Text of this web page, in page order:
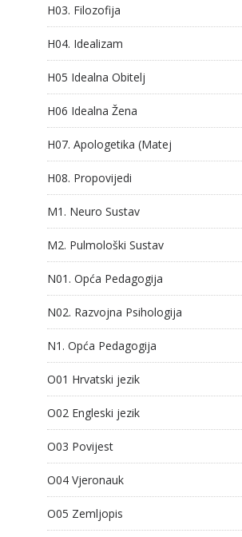
H03. Filozofija
H04. Idealizam
H05 Idealna Obitelj
H06 Idealna Žena
H07. Apologetika (Matej
H08. Propovijedi
M1. Neuro Sustav
M2. Pulmološki Sustav
N01. Opća Pedagogija
N02. Razvojna Psihologija
N1. Opća Pedagogija
O01 Hrvatski jezik
O02 Engleski jezik
O03 Povijest
O04 Vjeronauk
O05 Zemljopis